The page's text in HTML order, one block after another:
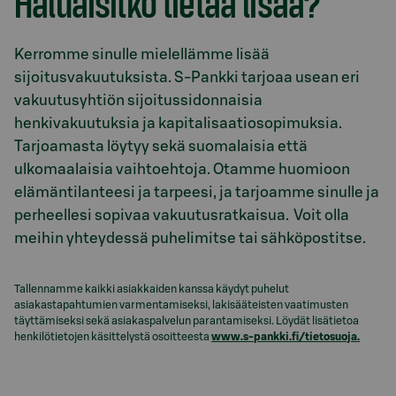
Kerromme sinulle mielellämme lisää
sijoitusvakuutuksista. S-Pankki tarjoaa usean eri
vakuutusyhtiön sijoitussidonnaisia
henkivakuutuksia ja kapitalisaatiosopimuksia.
Tarjoamasta löytyy sekä suomalaisia että
ulkomaalaisia vaihtoehtoja. Otamme huomioon
elämäntilanteesi ja tarpeesi, ja tarjoamme sinulle ja
perheellesi sopivaa vakuutusratkaisua. Voit olla
meihin yhteydessä puhelimitse tai sähköpostitse.
Tallennamme kaikki asiakkaiden kanssa käydyt puhelut
asiakastapahtumien varmentamiseksi, lakisääteisten vaatimusten
täyttämiseksi sekä asiakaspalvelun parantamiseksi. Löydät lisätietoa
henkilötietojen käsittelystä osoitteesta www.s-pankki.fi/tietosuoja.